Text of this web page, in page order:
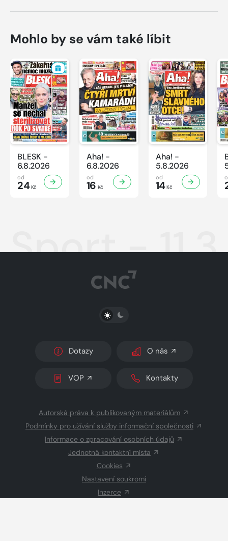
Mohlo by se vám také líbit
BLESK -
6.8.2026
od
24Kč
Aha! -
6.8.2026
od
16 Kč
Aha! -
5.8.2026
od
14Kč
Sport -
PŘEPNOUT SVĚTLÝ/TMAVÝ REŽIM
Dotazy O nás
VOP Kontakty
Autorská práva k publikovaným materiálům
Podmínky pro užívání služby informační společnosti
Informace o zpracování osobních údajů
Jednotná kontaktní místa
Cookies
Nastavení soukromí
Inzerce